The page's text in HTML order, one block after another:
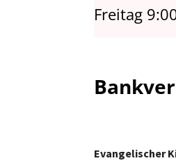
Freitag
Evangelischer